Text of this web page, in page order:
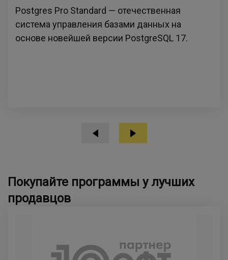
Postgres Pro Standard — отечественная
система управления базами данных на
основе новейшей версии PostgreSQL 17.
Покупайте программы у лучших
продавцов